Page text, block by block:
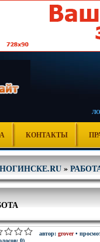
КОНТАКТЫ
»
0)
автор: grover•